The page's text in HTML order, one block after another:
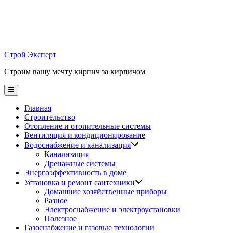
Строй Эксперт
Строим вашу мечту кирпич за кирпичом
Main
Menu
Главная
Строительство
Отопление и отопительные системы
Вентиляция и кондиционирование
Водоснабжение и канализация
Канализация
Дренажные системы
Энергоэффективность в доме
Установка и ремонт сантехники
Домашние хозяйственные приборы
Разное
Электроснабжение и электроустановки
Полезное
Газоснабжение и газовые технологии